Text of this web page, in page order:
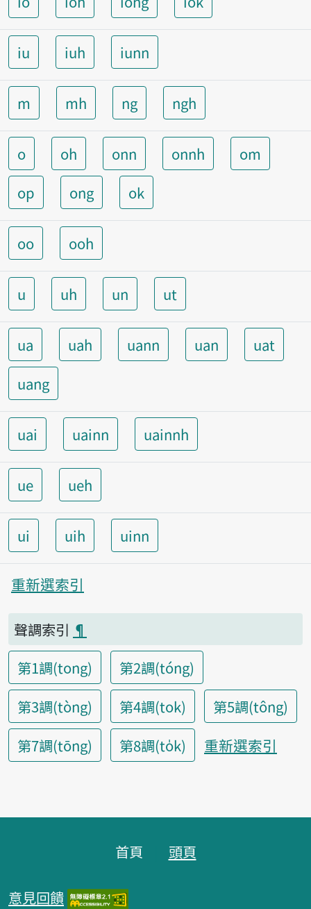
iu iuh iunn
m mh ng ngh
o oh onn onnh
om
op
ong ok
oo ooh
u uh un ut
ua uah uann uan
uat
uang
uai uainn uainnh
ue ueh
ui uih uinn
重新選索引
聲調索引 ¶
第1調(tong)
第2調(tóng)
第3調(tòng)
第4調(tok)
第5調(tông)
第7調(tōng)
第8調(to̍k) 重新選索引
首頁 頭頁
意見回饋